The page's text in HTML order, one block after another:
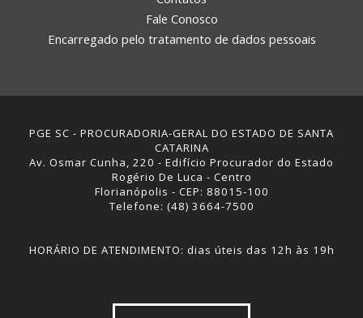
Fale Conosco
Encarregado pelo tratamento de dados pessoais
PGE SC - PROCURADORIA-GERAL DO ESTADO DE SANTA
CATARINA
Av. Osmar Cunha, 220 - Edifício Procurador do Estado
Rogério De Luca - Centro
Florianópolis - CEP: 88015-100
Telefone: (48) 3664-7500
HORÁRIO DE ATENDIMENTO: dias úteis das 12h às 19h